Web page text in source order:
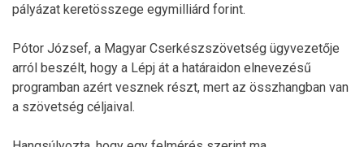
pályázat keretösszege egymilliárd forint.
Pótor József, a Magyar Cserkészszövetség ügyvezetője
arról beszélt, hogy a Lépj át a határaidon elnevezésű
programban azért vesznek részt, mert az összhangban van
a szövetség céljaival.